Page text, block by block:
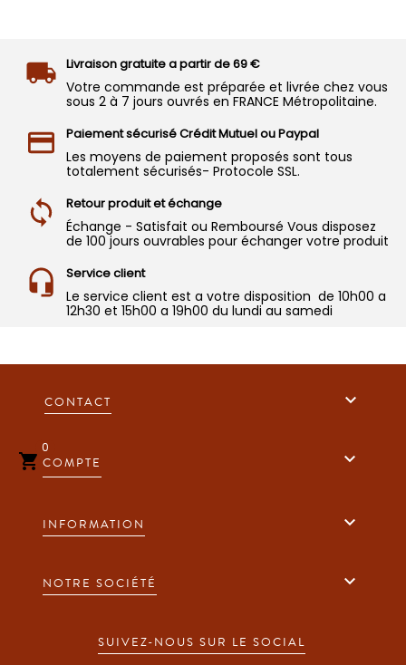
Livraison gratuite a partir de 69 €
Votre commande est préparée et livrée chez vous
sous 2 à 7 jours ouvrés en FRANCE Métropolitaine.
Paiement sécurisé Crédit Mutuel ou Paypal
Les moyens de paiement proposés sont tous
totalement sécurisés- Protocole SSL.
Retour produit et échange
Échange - Satisfait ou Remboursé Vous disposez
de 100 jours ouvrables pour échanger votre produit
Service client
Le service client est a votre disposition de 10h00 a
12h30 et 15h00 a 19h00 du lundi au samedi
CONTACT 
COMPTE 
INFORMATION 
NOTRE SOCIÉTÉ 
SUIVEZ-NOUS SUR LE SOCIAL

0